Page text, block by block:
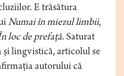
E trăsătura
Numai în miezul limbii,
loc de prefaţă. Saturat
lingvistică, articolul se
autorului că